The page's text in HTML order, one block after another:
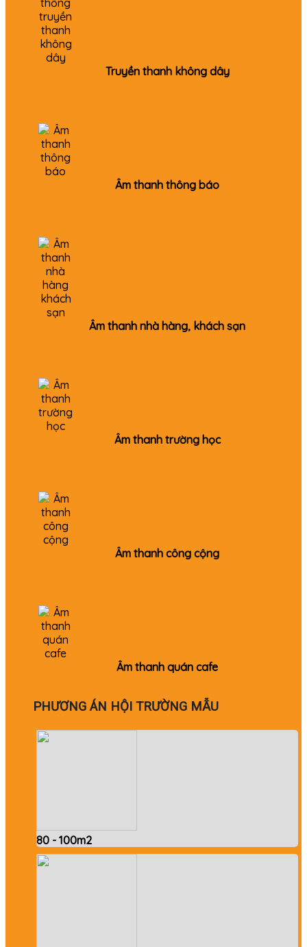
Truyền thanh không dây
Âm thanh thông báo
Âm thanh nhà hàng, khách sạn
Âm thanh trường học
Âm thanh công cộng
Âm thanh quán cafe
PHƯƠNG ÁN HỘI TRƯỜNG MẪU
80 - 100m2